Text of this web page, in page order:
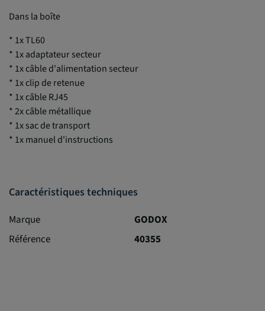
Dans la boîte
* 1x TL60
* 1x adaptateur secteur
* 1x câble d'alimentation secteur
* 1x clip de retenue
* 1x câble RJ45
* 2x câble métallique
* 1x sac de transport
* 1x manuel d'instructions
Caractéristiques techniques
Marque
GODOX
Référence
40355